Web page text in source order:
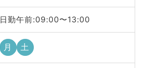
日勤午前:09:00〜13:00
月 土